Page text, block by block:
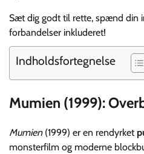
Sæt dig godt til rette, spænd din
forbandelser inkluderet!
Indholdsfortegnelse
Mumien (1999):
Mumien(1999) er en rendyrket
monsterfilm og moderne